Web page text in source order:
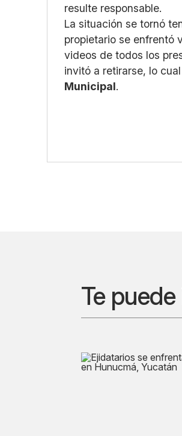
resulte responsable.
La situación se tornó
propietario se enfrentó
videos de todos los
invitó a retirarse, lo
Municipal.
Te